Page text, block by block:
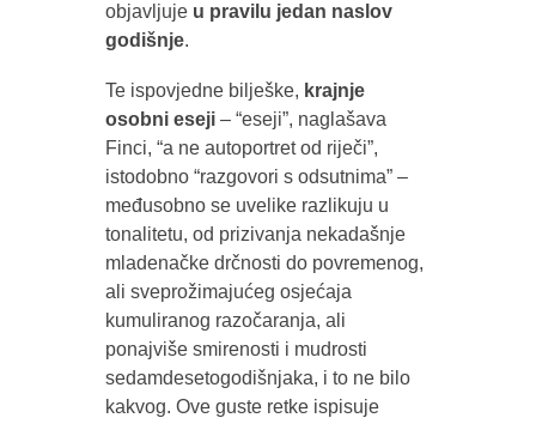
objavljuje u pravilu jedan naslov
godišnje.
Te ispovjedne bilješke, krajnje
osobni eseji– “eseji”, naglašava
Finci, “a ne autoportret od riječi”,
istodobno “razgovori s odsutnima” –
međusobno se uvelike razlikuju u
tonalitetu, od prizivanja nekadašnje
mladenačke drčnosti do povremenog,
ali sveprožimajućeg osjećaja
kumuliranog razočaranja, ali
ponajviše smirenosti i mudrosti
sedamdesetogodišnjaka, i to ne bilo
kakvog. Ove guste retke ispisuje